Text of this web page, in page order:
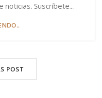
Suscríbete...
POST